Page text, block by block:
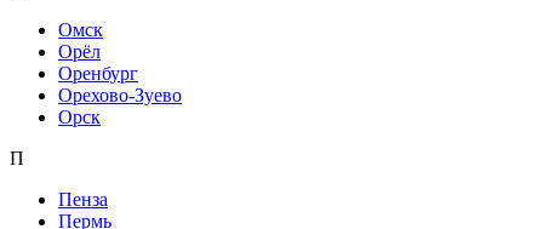
Омск
Орёл
Оренбург
Орехово-Зуево
Орск
П
Пенза
Пермь